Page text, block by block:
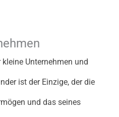
Unternehmen und
ist der Einzige, der die
und das seines